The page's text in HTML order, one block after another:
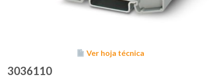
Ver hoja técnica
3036110